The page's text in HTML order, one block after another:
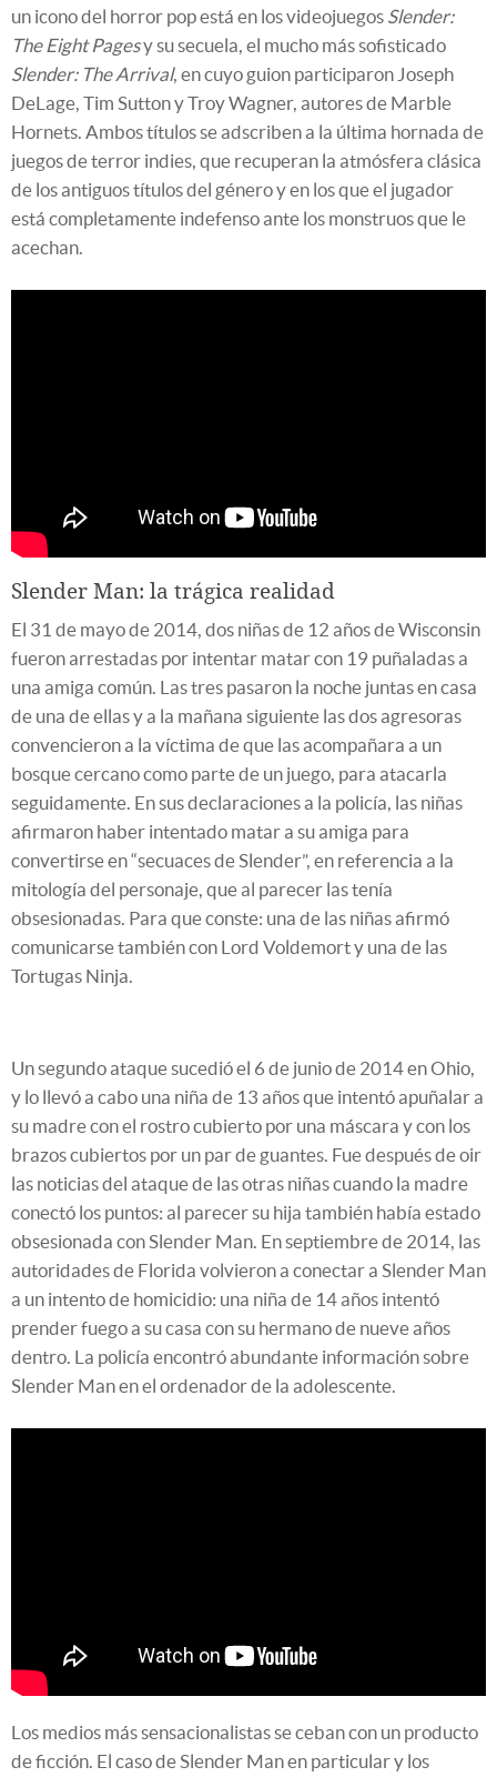
un icono del horror pop está en los videojuegos Slender:
The Eight Pagesy su secuela, el mucho más sofisticado
Slender: The Arrival, en cuyo guion participaron Joseph
DeLage, Tim Sutton y Troy Wagner, autores de Marble
Hornets. Ambos títulos se adscriben a la última hornada de
juegos de terror indies, que recuperan la atmósfera clásica
de los antiguos títulos del género y en los que el jugador
está completamente indefenso ante los monstruos que le
acechan.
Slender Man: la trágica realidad
El 31 de mayo de 2014, dos niñas de 12 años de Wisconsin
fueron arrestadas por intentar matar con 19 puñaladas a
una amiga común. Las tres pasaron la noche juntas en casa
de una de ellas y a la mañana siguiente las dos agresoras
convencieron a la víctima de que las acompañara a un
bosque cercano como parte de un juego, para atacarla
seguidamente. En sus declaraciones a la policía, las niñas
afirmaron haber intentado matar a su amiga para
convertirse en “secuaces de Slender”, en referencia a la
mitología del personaje, que al parecer las tenía
obsesionadas. Para que conste: una de las niñas afirmó
comunicarse también con Lord Voldemort y una de las
Tortugas Ninja.
Un segundo ataque sucedió el 6 de junio de 2014 en Ohio,
y lo llevó a cabo una niña de 13 años que intentó apuñalar a
su madre con el rostro cubierto por una máscara y con los
brazos cubiertos por un par de guantes. Fue después de oir
las noticias del ataque de las otras niñas cuando la madre
conectó los puntos: al parecer su hija también había estado
obsesionada con Slender Man. En septiembre de 2014, las
autoridades de Florida volvieron a conectar a Slender Man
a un intento de homicidio: una niña de 14 años intentó
prender fuego a su casa con su hermano de nueve años
dentro. La policía encontró abundante información sobre
Slender Man en el ordenador de la adolescente.
Los medios más sensacionalistas se ceban con un producto
de ficción. El caso de Slender Man en particular y los